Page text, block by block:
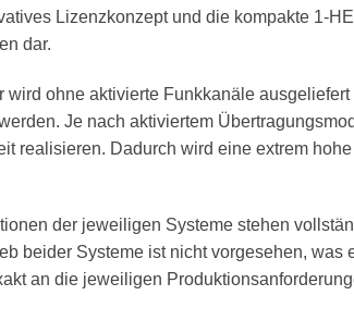
Lizenzkonzept und die kompakte 1-
dar.
ohne aktivierte Funkkanäle ausgeliefert
Je nach aktiviertem
realisieren. Dadurch wird eine extrem hohe
der jeweiligen Systeme stehen
beider Systeme ist nicht vorgesehen, was
an die jeweiligen